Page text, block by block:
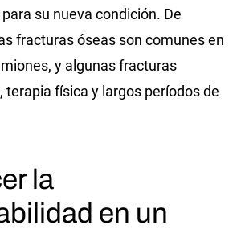
su nueva condición. De
fracturas óseas son comunes en
y algunas fracturas
terapia física y largos períodos de
la
en un